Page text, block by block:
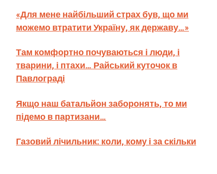
«Для мене найбільший страх був, що ми
можемо втратити Україну, як державу…»
Там комфортно почуваються і люди, і
тварини, і птахи… Райський куточок в
Павлограді
Якщо наш батальйон заборонять, то ми
підемо в партизани…
Газовий лічильник: коли, кому і за скільки